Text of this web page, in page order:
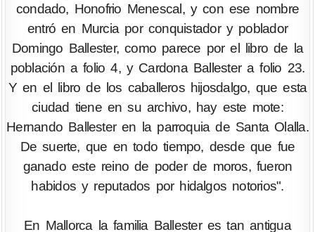
condado, Honofrio Menescal, y con ese nombre
entró en Murcia por conquistador y poblador
Domingo Ballester, como parece por el libro de la
población a folio 4, y Cardona Ballester a folio 23.
Y en el libro de los caballeros hijosdalgo, que esta
ciudad tiene en su archivo, hay este mote:
Hernando Ballester en la parroquia de Santa Olalla.
De suerte, que en todo tiempo, desde que fue
ganado este reino de poder de moros, fueron
habidos y reputados por hidalgos notorios".
En Mallorca la familia Ballester es tan antigua